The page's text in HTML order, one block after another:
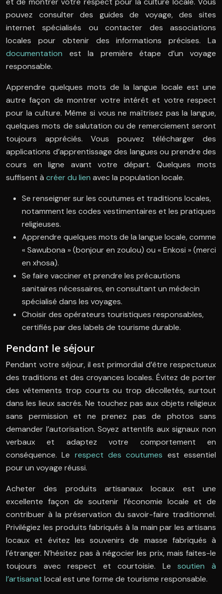
pouvez consulter des guides de voyage, des sites
internet spécialisés ou contacter des associations
locales pour obtenir des informations précises. La
documentation est la première étape d’un voyage
responsable.
Apprendre quelques mots de la langue locale est une
autre façon de montrer votre intérêt et votre respect
pour la culture. Même si vous ne maîtrisez pas la langue,
quelques mots de salutation ou de remerciement seront
toujours appréciés. Vous pouvez télécharger des
applications d’apprentissage des langues ou prendre des
cours en ligne avant votre départ. Quelques mots
suffisent à créer du lien avec la population locale.
Se renseigner sur les coutumes et traditions locales,
notamment les codes vestimentaires et les pratiques
religieuses.
Apprendre quelques mots de la langue locale, comme
« Sawubona » (bonjour en zoulou) ou « Enkosi » (merci
en xhosa).
Se faire vacciner et prendre les précautions
sanitaires nécessaires, en consultant un médecin
spécialisé dans les voyages.
Choisir des opérateurs touristiques responsables,
certifiés par des labels de tourisme durable.
Pendant le séjour
Pendant votre séjour, il est primordial d’être respectueux
des traditions et des croyances locales. Évitez de porter
des vêtements trop courts ou trop décolletés, surtout
dans les lieux sacrés. Ne touchez pas aux objets religieux
sans permission et ne prenez pas de photos sans
demander l’autorisation. Soyez attentifs aux signaux non
verbaux et adaptez votre comportement en
conséquence. Le respect des coutumes est essentiel
pour un voyage réussi.
Acheter des produits artisanaux locaux est une
excellente façon de soutenir l’économie locale et de
contribuer à la préservation du savoir-faire traditionnel.
Privilégiez les produits fabriqués à la main par les artisans
locaux et évitez les souvenirs de masse fabriqués à
l’étranger. N’hésitez pas à négocier les prix, mais faites-le
toujours avec respect et courtoisie. Lesoutien à
l’artisanat local est une forme de tourisme responsable.